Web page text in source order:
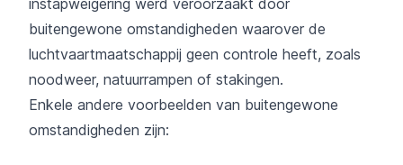
buitengewone omstandigheden waarover de
luchtvaartmaatschappij geen controle heeft, zoals
noodweer, natuurrampen of stakingen.
Enkele andere voorbeelden van buitengewone
omstandigheden zijn: